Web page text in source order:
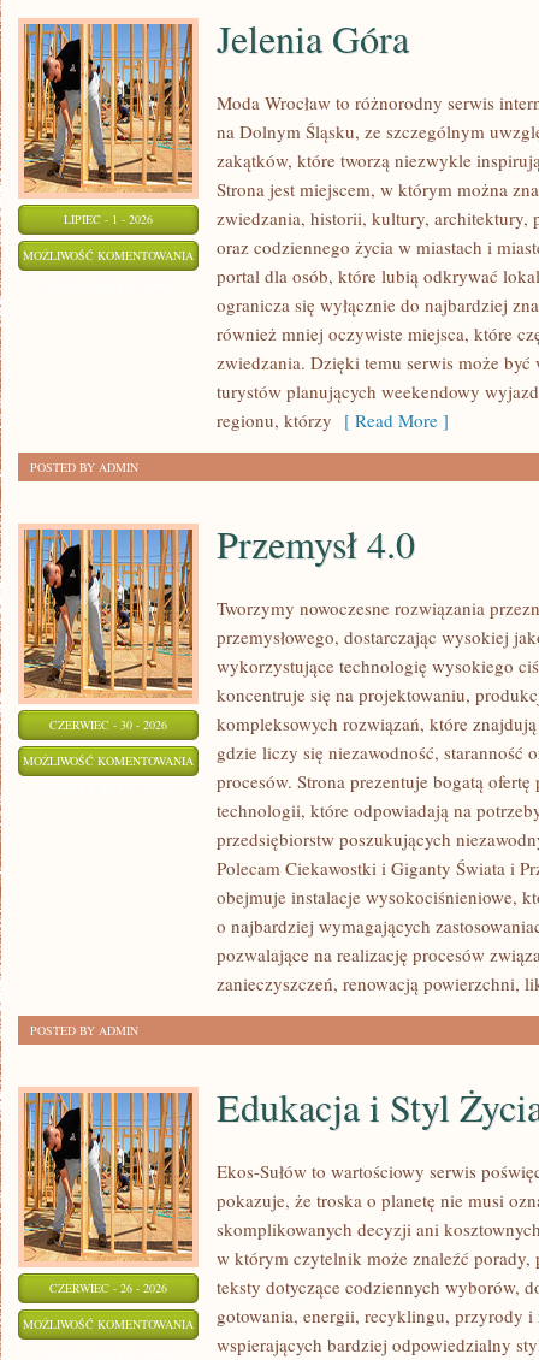
LIPIEC - 1 - 2026
MOŻLIWOŚĆ KOMENTOWANIA JELENIA
GÓRA
Jelenia Góra
Moda Wrocław to różnorodny serwis
na Dolnym Śląsku, ze szczególnym
zakątków, które tworzą niezwykle
Strona jest miejscem, w którym można
zwiedzania, historii, kultury, architektury,
oraz codziennego życia w miastach i
portal dla osób, które lubią odkrywać
ogranicza się wyłącznie do najbardziej
również mniej oczywiste miejsca, które
zwiedzania. Dzięki temu serwis może
turystów planujących weekendowy
regionu, którzy [ Read More ]
POSTED BY ADMIN
CZERWIEC - 30 - 2026
MOŻLIWOŚĆ KOMENTOWANIA PRZEMYSŁ
Przemysł 4.0
Tworzymy nowoczesne rozwiązania
przemysłowego, dostarczając wysokiej
wykorzystujące technologię wysokiego
koncentruje się na projektowaniu,
kompleksowych rozwiązań, które
gdzie liczy się niezawodność, staranność
procesów. Strona prezentuje bogatą ofertę
technologii, które odpowiadają na
przedsiębiorstw poszukujących
Polecam Ciekawostki i Giganty Świata i
obejmuje instalacje wysokociśnieniowe,
o najbardziej wymagających
pozwalające na realizację procesów
zanieczyszczeń, renowacją powierzchni,
POSTED BY ADMIN
CZERWIEC - 26 - 2026
MOŻLIWOŚĆ KOMENTOWANIA EDUKACJA
Edukacja i Styl
Ekos-Sułów to wartościowy serwis
pokazuje, że troska o planetę nie musi
skomplikowanych decyzji ani
w którym czytelnik może znaleźć porady,
teksty dotyczące codziennych wyborów,
gotowania, energii, recyklingu, przyrody i
wspierających bardziej odpowiedzialny